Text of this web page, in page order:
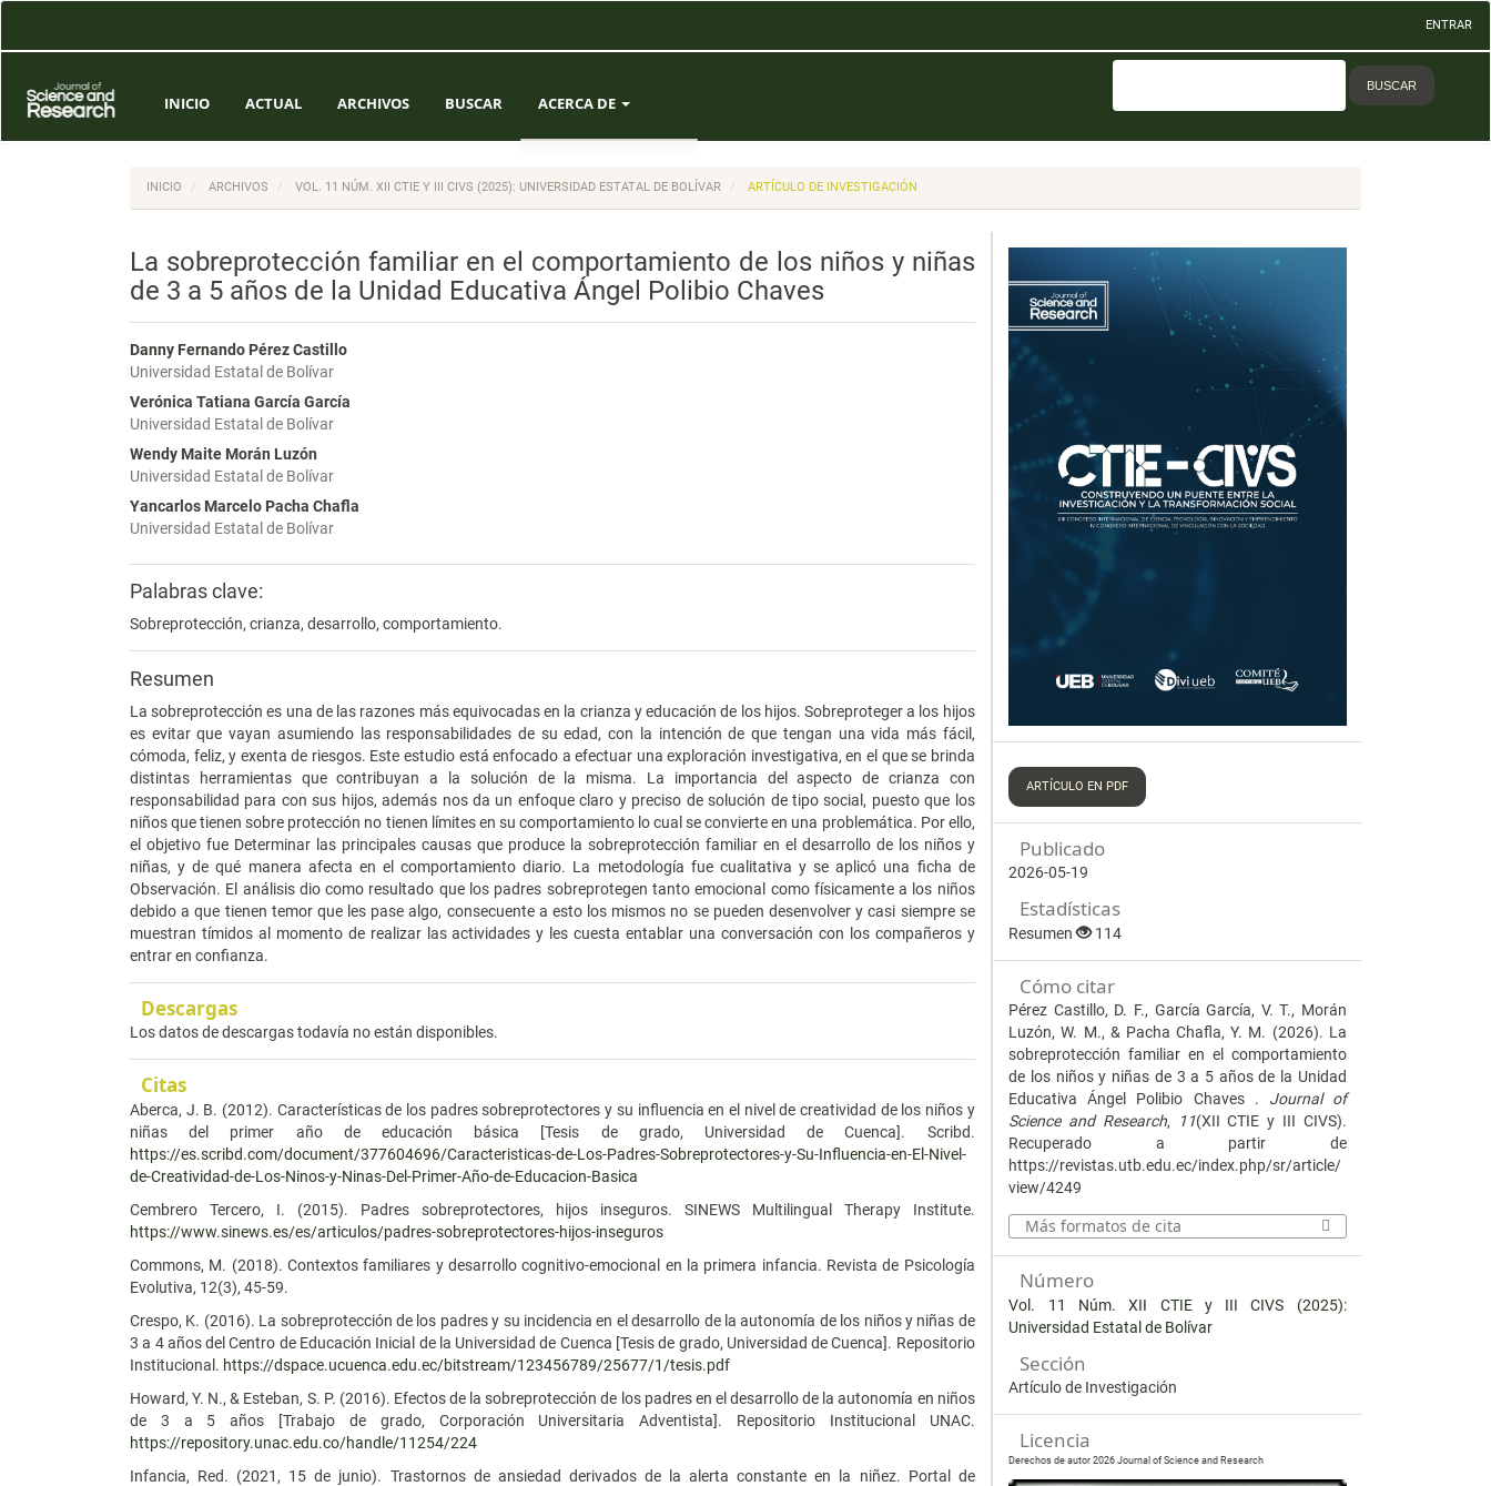
Contenido
Barra
lateral
ENTRAR
INICIO ACTUAL ARCHIVOS BUSCAR ACERCA DE
EQUIPO EDITORIAL
BUSCAR
INICIO ARCHIVOS VOL. 11 NÚM. XII CTIE Y III CIVS (2025): UNIVERSIDAD ESTATAL DE BOLÍVAR ARTÍCULO DE INVESTIGACIÓN
La sobreprotección familiar en el comportamiento de los niños y niñas
de 3 a 5 años de la Unidad Educativa Ángel Polibio Chaves
Danny Fernando Pérez Castillo
Universidad Estatal de Bolívar
Verónica Tatiana García García
Universidad Estatal de Bolívar
Wendy Maite Morán Luzón
Universidad Estatal de Bolívar
Yancarlos Marcelo Pacha Chafla
Universidad Estatal de Bolívar
Palabras clave:
Sobreprotección, crianza, desarrollo, comportamiento.
Resumen
La sobreprotección es una de las razones más equivocadas en la crianza y educación de los hijos. Sobreproteger a los hijos
es evitar que vayan asumiendo las responsabilidades de su edad, con la intención de que tengan una vida más fácil,
cómoda, feliz, y exenta de riesgos. Este estudio está enfocado a efectuar una exploración investigativa, en el que se brinda
distintas herramientas que contribuyan a la solución de la misma. La importancia del aspecto de crianza con
responsabilidad para con sus hijos, además nos da un enfoque claro y preciso de solución de tipo social, puesto que los
niños que tienen sobre protección no tienen límites en su comportamiento lo cual se convierte en una problemática. Por ello,
el objetivo fue Determinar las principales causas que produce la sobreprotección familiar en el desarrollo de los niños y
niñas, y de qué manera afecta en el comportamiento diario. La metodología fue cualitativa y se aplicó una ficha de
Observación. El análisis dio como resultado que los padres sobreprotegen tanto emocional como físicamente a los niños
debido a que tienen temor que les pase algo, consecuente a esto los mismos no se pueden desenvolver y casi siempre se
muestran tímidos al momento de realizar las actividades y les cuesta entablar una conversación con los compañeros y
entrar en confianza.
Descargas
Los datos de descargas todavía no están disponibles.
Citas
Aberca, J. B. (2012). Características de los padres sobreprotectores y su influencia en el nivel de creatividad de los niños y
niñas del primer año de educación básica [Tesis de grado, Universidad de Cuenca]. Scribd.
https://es.scribd.com/document/377604696/Caracteristicas-de-Los-Padres-Sobreprotectores-y-Su-Influencia-en-El-Nivel-
de-Creatividad-de-Los-Ninos-y-Ninas-Del-Primer-Año-de-Educacion-Basica
Cembrero Tercero, I. (2015). Padres sobreprotectores, hijos inseguros. SINEWS Multilingual Therapy Institute.
https://www.sinews.es/es/articulos/padres-sobreprotectores-hijos-inseguros
Commons, M. (2018). Contextos familiares y desarrollo cognitivo-emocional en la primera infancia. Revista de Psicología
Evolutiva, 12(3), 45-59.
Crespo, K. (2016). La sobreprotección de los padres y su incidencia en el desarrollo de la autonomía de los niños y niñas de
3 a 4 años del Centro de Educación Inicial de la Universidad de Cuenca [Tesis de grado, Universidad de Cuenca]. Repositorio
Institucional. https://dspace.ucuenca.edu.ec/bitstream/123456789/25677/1/tesis.pdf
Howard, Y. N., & Esteban, S. P. (2016). Efectos de la sobreprotección de los padres en el desarrollo de la autonomía en niños
de 3 a 5 años [Trabajo de grado, Corporación Universitaria Adventista]. Repositorio Institucional UNAC.
https://repository.unac.edu.co/handle/11254/224
Infancia, Red. (2021, 15 de junio). Trastornos de ansiedad derivados de la alerta constante en la niñez. Portal de
ARTÍCULO EN PDF
Publicado
2026-05-19
Estadísticas
Resumen 114
Cómo citar
Pérez Castillo, D. F., García García, V. T., Morán
Luzón, W. M., & Pacha Chafla, Y. M. (2026). La
sobreprotección familiar en el comportamiento
de los niños y niñas de 3 a 5 años de la Unidad
Educativa Ángel Polibio Chaves . Journal of
Science and Research, 11(XII CTIE y III CIVS).
Recuperado a partir de
https://revistas.utb.edu.ec/index.php/sr/article/
view/4249
Más formatos de cita
Número
Vol. 11 Núm. XII CTIE y III CIVS (2025):
Universidad Estatal de Bolívar
Sección
Artículo de Investigación
Licencia
Derechos de autor 2026 Journal of Science and Research